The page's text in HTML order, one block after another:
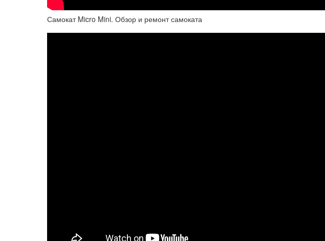
Самокат Micro Mini. Обзор и ремонт самоката